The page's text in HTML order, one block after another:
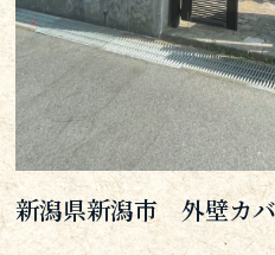
新潟県新潟市 外壁カ